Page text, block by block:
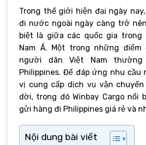
Trong thế giới hiện đại ngày
đi nước ngoài ngày càng trở
biệt là giữa các quốc gia trong
Nam Á. Một trong những điểm
người dân Việt Nam
Philippines. Để đáp ứng nhu cầu
vị cung cấp dịch vụ vận
đời, trong đó Winbay Cargo nổi
gửi hàng đi Philippines giá rẻ và
Nội dung bài viết